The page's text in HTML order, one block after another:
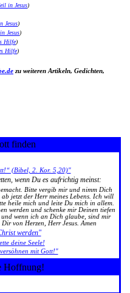
in Jesus)
Jesus)
Jesus)
Hilfe)
Hilfe)
zu weiteren Artikeln, Gedichten,
finden
(Bibel, 2. Kor. 5,20)"
wenn Du es aufrichtig meinst:
Bitte vergib mir und nimm Dich
jetzt der Herr meines Lebens. Ich will
heile mich und leite Du mich in allem.
werden und schenke mir Deinen tiefen
wenn ich an Dich glaube, sind mir
von Herzen, Herr Jesus. Amen
werden"
deine Seele!
mit Gott!"
Hoffnung!